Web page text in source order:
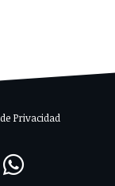
Privacidad